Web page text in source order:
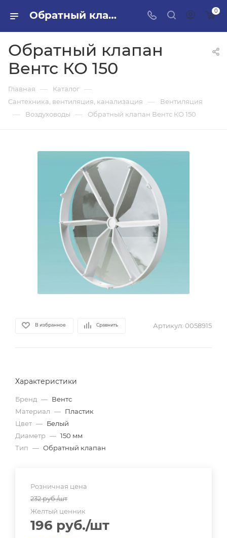
Обратный клапан Вентс КО 150 в ПИЛОН — купить стройматериалы в интернет-магазине ПИЛОН с доставкой оптом и в розницу 0
Обратный клапан
Вентс КО 150
Главная — Каталог —
Сантехника, вентиляция, канализация — Вентиляция
— Воздуховоды — Обратный клапан Вентс КО 150
В избранное Сравнить Артикул: 0058915
Характеристики
Бренд — Вентс
Материал — Пластик
Цвет — Белый
Диаметр — 150 мм
Тип — Обратный клапан
Розничная цена
232руб./шт
Желтый ценник
196 руб./шт